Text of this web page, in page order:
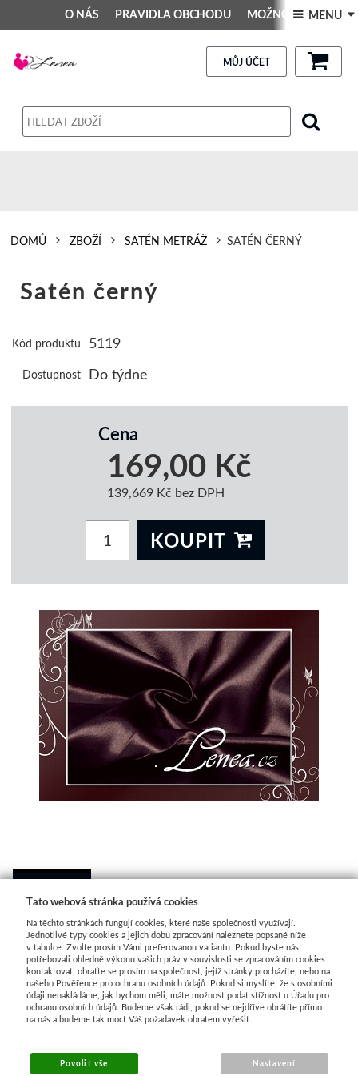
O NÁS PRAVIDLA OBCHODU MOŽNOSTI PLATBY
DEKORACE DO INTERIÉRU Kontakt GALERIE
 MENU 
MŮJ ÚČET
DOMŮ ZBOŽÍ SATÉN METRÁŽ SATÉN ČERNÝ
Satén černý
Kód produktu 5119
Dostupnost Do týdne
Cena
169,00 Kč
139,669 Kč bez DPH
KOUPIT
POPIS ZBOŽÍ DISKUSE
Satén metrový
š.150cm,100%polyester
Cena za 1 m.
Tato webová stránka používá cookies
Na těchto stránkách fungují cookies, které naše společnosti využívají.
Jednotlivé typy cookies a jejich dobu zpracování naleznete popsané níže
v tabulce. Zvolte prosím Vámi preferovanou variantu. Pokud byste nás
potřebovali ohledně výkonu vašich práv v souvislosti se zpracováním cookies
kontaktovat, obraťte se prosím na společnost, jejíž stránky procházíte, nebo na
našeho Pověřence pro ochranu osobních údajů. Pokud si myslíte, že s osobními
údaji nenakládáme, jak bychom měli, máte možnost podat stížnost u Úřadu pro
ochranu osobních údajů. Budeme však rádi, pokud se nejdříve obrátíte přímo
na nás a budeme tak moct Váš požadavek obratem vyřešit.
Povolit vše Nastavení